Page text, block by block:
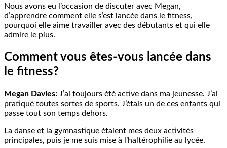
Nous avons eu l’occasion de discuter avec Megan,
d’apprendre comment elle s’est lancée dans le fitness,
pourquoi elle aime travailler avec des débutants et qui elle
admire le plus.
Comment vous êtes-vous lancée dans
le fitness?
Megan Davies: J’ai toujours été active dans ma jeunesse. J’ai
pratiqué toutes sortes de sports. J’étais un de ces enfants qui
passe tout son temps dehors.
La danse et la gymnastique étaient mes deux activités
principales, puis je me suis mise à l’haltérophilie au lycée.